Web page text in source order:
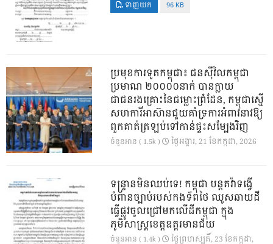
ទាញយក 96 KB
ប្រមុខការទូតកម្ពុជា៖ ជនស៊ីវិលកម្ពុជា
ប្រមាណ ២០០០០នាក់ បានក្លាយ
ជាជនរងគ្រោះនៃជម្លោះព្រំដែន, កម្ពុជាស្នើ
សហការីអាស៊ានជួយគាំទ្រការអំពាវនាវឱ្យ
ពួកគាត់ត្រឡប់ទៅកាន់ផ្ទះសម្បែងវិញ
ចំនួនអាន ( 1.5k ) ថ្ងៃ​អង្គារ, 21 ខែ​កក្កដា, 2026
ទន្ទ្រានមិនឈប់ទេ! កម្ពុជា បន្តតវ៉ាទង្វើ
បំពានច្បាប់របស់កងទ័ពថៃ ឈូសឆាយដី
ធ្វើផ្លូវចូលជ្រៅមកលើដីកម្ពុជា ក្នុង
ភូមិសាស្ត្រខេត្តឧត្តរមានជ័យ
ចំនួនអាន ( 1.4k )
ថ្ងៃ​ព្រហស្បតិ៍, 23 ខែ​កក្កដា,